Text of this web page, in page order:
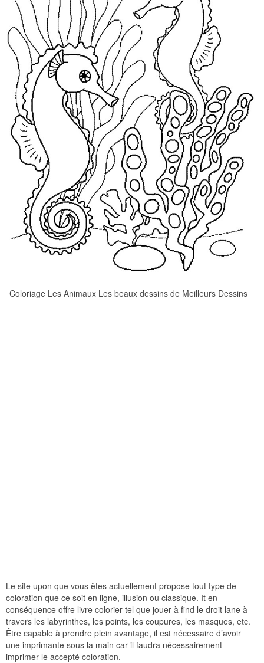
Coloriage Les Animaux Les beaux dessins de Meilleurs Dessins
Le site upon que vous êtes actuellement propose tout type de
coloration que ce soit en ligne, illusion ou classique. It en
conséquence offre livre colorier tel que jouer à find le droit lane à
travers les labyrinthes, les points, les coupures, les masques, etc.
Être capable à prendre plein avantage, il est nécessaire d’avoir
une imprimante sous la main car il faudra nécessairement
imprimer le accepté coloration.